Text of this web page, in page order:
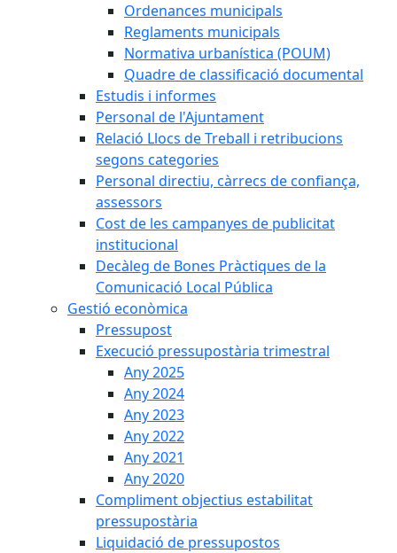
Ordenances municipals
Reglaments municipals
Normativa urbanística (POUM)
Quadre de classificació documental
Estudis i informes
Personal de l'Ajuntament
Relació Llocs de Treball i retribucions
segons categories
Personal directiu, càrrecs de confiança,
assessors
Cost de les campanyes de publicitat
institucional
Decàleg de Bones Pràctiques de la
Comunicació Local Pública
Gestió econòmica
Pressupost
Execució pressupostària trimestral
Any 2025
Any 2024
Any 2023
Any 2022
Any 2021
Any 2020
Compliment objectius estabilitat
pressupostària
Liquidació de pressupostos